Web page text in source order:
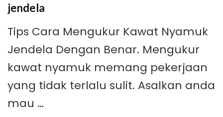
jendela
Tips Cara Mengukur Kawat Nyamuk
Jendela Dengan Benar. Mengukur
kawat nyamuk memang pekerjaan
yang tidak terlalu sulit. Asalkan anda
mau …